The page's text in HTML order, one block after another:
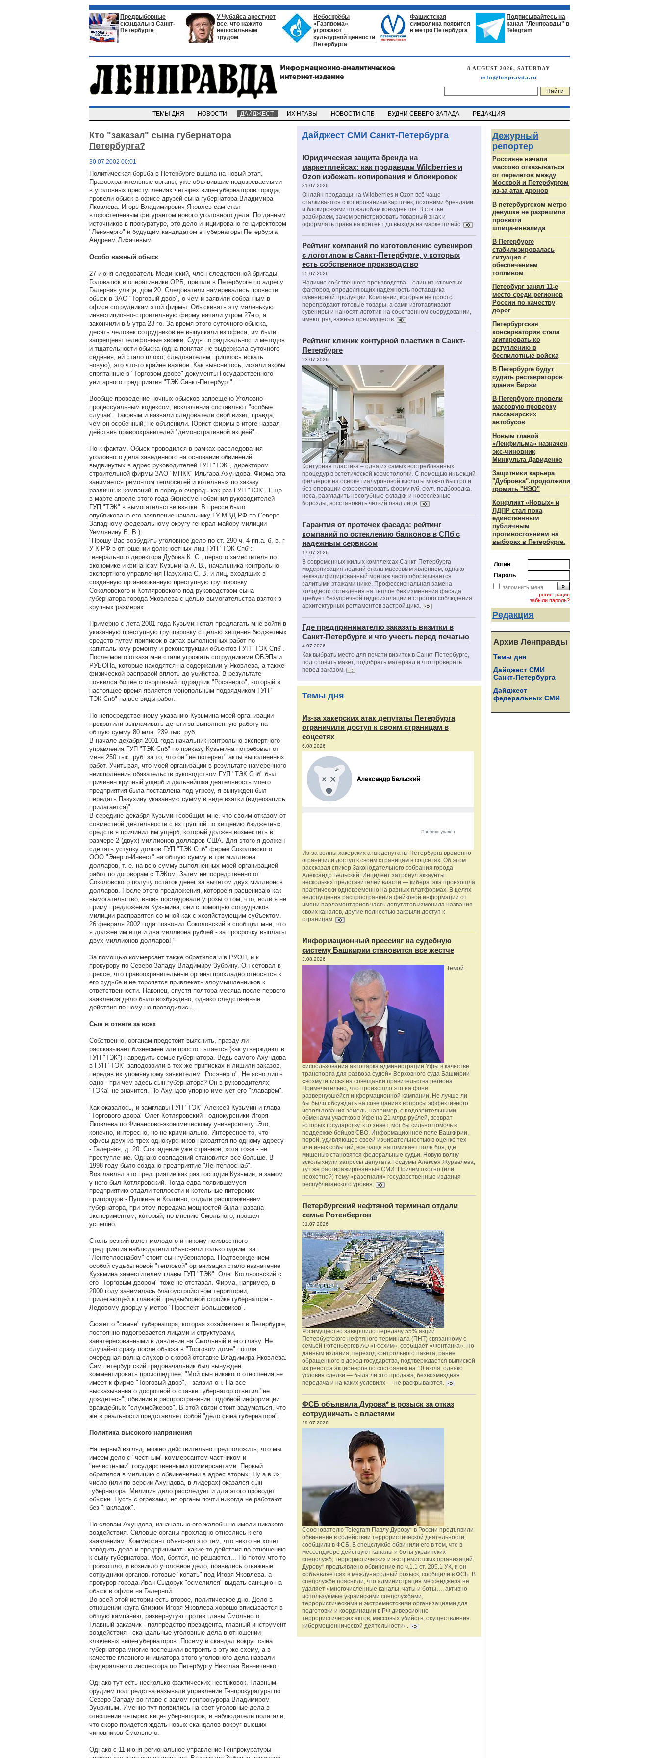
Предвыборные
скандалы в Санкт-
Петербурге
У Чубайса арестуют
все, что нажито
непосильным
трудом
Небоскрёбы
«Газпрома»
угрожают
культурной ценности
Петербурга
Фашистская
символика появится
в метро Петербурга
Подписывайтесь на
канал "Ленправды" в
Telegram
8 AUGUST 2026, SATURDAY
info@lenpravda.ru
ТЕМЫ ДНЯ НОВОСТИ ДАЙДЖЕСТ ИХ НРАВЫ НОВОСТИ СПБ БУДНИ СЕВЕРО-ЗАПАДА РЕДАКЦИЯ
Кто "заказал" сына губернатора
Петербурга?
30.07.2002 00:01
Политическая борьба в Петербурге вышла на новый этап.
Правоохранительные органы, уже объявившие подозреваемыми
в уголовных преступлениях четырех вице-губернаторов города,
провели обыск в офисе друзей сына губернатора Владимира
Яковлева. Игорь Владимирович Яковлев сам стал
второстепенным фигурантом нового уголовного дела. По данным
источников в прокуратуре, это дело инициировано гендиректором
"Ленэнерго" и будущим кандидатом в губернаторы Петербурга
Андреем Лихачевым.
Особо важный обыск
27 июня следователь Мединский, член следственной бригады
Головатюк и оперативники ОРБ, пришли в Петербурге по адресу
Галерная улица, дом 20. Следователи намеревались провести
обыск в ЗАО "Торговый двор", о чем и заявили собранным в
офисе сотрудникам этой фирмы. Обыскивать эту маленькую
инвестиционно-строительную фирму начали утром 27-го, а
закончили в 5 утра 28-го. За время этого суточного обыска,
десять человек сотрудников не выпускали из офиса, им были
запрещены телефонные звонки. Судя по радикальности методов
и тщательности обыска (одна понятая не выдержала суточного
сидения, ей стало плохо, следователям пришлось искать
новую), это что-то крайне важное. Как выяснилось, искали якобы
спрятанные в "Торговом дворе" документы Государственного
унитарного предприятия "ТЭК Санкт-Петербург".
Вообще проведение ночных обысков запрещено Уголовно-
процессуальным кодексом, исключения составляют "особые
случаи". Таковым и назвали следователи свой визит, правда,
чем он особенный, не объяснили. Юрист фирмы в итоге назвал
действия правоохранителей "демонстративной акцией".
Но к фактам. Обыск проводился в рамках расследования
уголовного дела заведенного на основании обвинений
выдвинутых в адрес руководителей ГУП "ТЭК", директором
строительной фирмы ЗАО "МПКК" Ильгара Ахундова. Фирма эта
занимается ремонтом теплосетей и котельных по заказу
различных компаний, в первую очередь как раз ГУП "ТЭК". Еще
в марте-апреле этого года бизнесмен обвинил руководителей
ГУП "ТЭК" в вымогательстве взятки. В прессе было
опубликовано его заявление начальнику ГУ МВД РФ по Северо-
Западному федеральному округу генерал-майору милиции
Уемлянину Б. В.):
"Прошу Вас возбудить уголовное дело по ст. 290 ч. 4 пп.а, б, в, г
У К РФ в отношении должностных лиц ГУП "ТЭК Спб":
генерального директора Дубова К. С., первого заместителя по
экономике и финансам Кузьмина А. В., начальника контрольно-
экспертного управления Пазухина С. В. и лиц, входящих в
созданную организованную преступную группировку
Соколовского и Котляровского под руководством сына
губернатора города Яковлева с целью вымогательства взяток в
крупных размерах.
Примерно с лета 2001 года Кузьмин стал предлагать мне войти в
указанную преступную группировку с целью хищения бюджетных
средств путем приписок в актах выполненных работ по
капитальному ремонту и реконструкции объектов ГУП "ТЭК Спб".
После моего отказа мне стали угрожать сотрудниками ОБЭПа и
РУБОПа, которые находятся на содержании у Яковлева, а также
физической расправой вплоть до убийства. В результате
появился более сговорчивый подрядчик "Росэнерго", который в
настоящее время является монопольным подрядчиком ГУП "
ТЭК Спб" на все виды работ.
По непосредственному указанию Кузьмина моей организации
прекратили выплачивать деньги за выполненную работу на
общую сумму 80 млн. 239 тыс. руб.
В начале декабря 2001 года начальник контрольно-экспертного
управления ГУП "ТЭК Спб" по приказу Кузьмина потребовал от
меня 250 тыс. руб. за то, что он "не потеряет" акты выполненных
работ. Учитывая, что моей организации в результате намеренного
неисполнения обязательств руководством ГУП "ТЭК Спб" был
причинен крупный ущерб и дальнейшая деятельность моего
предприятия была поставлена под угрозу, я вынужден был
передать Пазухину указанную сумму в виде взятки (видеозапись
прилагается)".
В середине декабря Кузьмин сообщил мне, что своим отказом от
совместной деятельности с их группой по хищению бюджетных
средств я причинил им ущерб, который должен возместить в
размере 2 (двух) миллионов долларов США. Для этого я должен
сделать уступку долгов ГУП "ТЭК Спб" фирме Соколовского
ООО "Энерго-Инвест" на общую сумму в три миллиона
долларов, т. е. на всю сумму выполненных моей организацией
работ по договорам с ТЭКом. Затем непосредственно от
Соколовского получу остаток денег за вычетом двух миллионов
долларов. После этого предложения, которое я расцениваю как
вымогательство, вновь последовали угрозы о том, что, если я не
приму предложения Кузьмина, они с помощью сотрудников
милиции расправятся со мной как с хозяйствующим субъектом.
26 февраля 2002 года позвонил Соколовский и сообщил мне, что
я должен им еще и два миллиона рублей - за просрочку выплаты
двух миллионов долларов! "
За помощью коммерсант также обратился и в РУОП, и к
прокурору по Северо-Западу Владимиру Зубрину. Он сетовал в
прессе, что правоохранительные органы прохладно относятся к
его судьбе и не торопятся привлекать злоумышленников к
ответственности. Наконец, спустя полтора месяца после первого
заявления дело было возбуждено, однако следственные
действия по нему не проводились...
Сын в ответе за всех
Собственно, органам предстоит выяснить, правду ли
рассказывает бизнесмен или просто пытается (как утверждают в
ГУП "ТЭК") навредить семье губернатора. Ведь самого Ахундова
в ГУП "ТЭК" заподозрили в тех же приписках и лишили заказов,
передав их упомянутому заявителем "Росэнерго". Не ясно лишь
одно - при чем здесь сын губернатора? Он в руководителях
"ТЭКа" не значится. Но Ахундов упорно именует его "главарем".
Как оказалось, и замглавы ГУП "ТЭК" Алексей Кузьмин и глава
"Торгового двора" Олег Котляровский - однокурсники Игоря
Яковлева по Финансово-экономическому университету. Это,
конечно, интересно, но не криминально. Интереснее то, что
офисы двух из трех однокурсников находятся по одному адресу
- Галерная, д. 20. Совпадение уже странное, хотя тоже - не
преступление. Однако совпадений становится все больше. В
1998 году было создано предприятие "Лентеплоснаб".
Возглавлял это предприятие как раз господин Кузьмин, а замом
у него был Котляровский. Тогда едва появившемуся
предприятию отдали теплосети и котельные питерских
пригородов - Пушкина и Колпино, отдали распоряжением
губернатора, при этом передача мощностей была названа
экспериментом, который, по мнению Смольного, прошел
успешно.
Столь резкий взлет молодого и никому неизвестного
предприятия наблюдатели объясняли только одним: за
"Лентеплоснабом" стоит сын губернатора. Подтверждением
особой судьбы новой "тепловой" организации стало назначение
Кузьмина заместителем главы ГУП "ТЭК". Олег Котляровский с
его "Торговым двором" тоже не отставал. Фирма, например, в
2000 году занималась благоустройством территории,
прилегающей к главной предвыборной стройке губернатора -
Ледовому дворцу у метро "Проспект Большевиков".
Сюжет о "семье" губернатора, которая хозяйничает в Петербурге,
постоянно подогревается лицами и структурами,
заинтересованными в давлении на Смольный и его главу. Не
случайно сразу после обыска в "Торговом доме" пошла
очередная волна слухов о скорой отставке Владимира Яковлева.
Сам петербургский градоначальник был вынужден
комментировать происшедшее: "Мой сын никакого отношения не
имеет к фирме "Торговый двор", - заявил он. На все
высказывания о досрочной отставке губернатор ответил "не
дождетесь", обвинив в распространении подобной информации
враждебных "слухмейкеров". В этой связи стоит задуматься, что
же в реальности представляет собой "дело сына губернатора".
Политика высокого напряжения
На первый взгляд, можно действительно предположить, что мы
имеем дело с "честным" коммерсантом-частником и
"нечестными" государственными коммерсантами. Первый
обратился в милицию с обвинениями в адрес вторых. Ну а в их
число (или по версии Ахундова, в лидерах) оказался сын
губернатора. Милиция дело расследует и для этого проводит
обыски. Пусть с огрехами, но органы почти никогда не работают
без "накладок".
По словам Ахундова, изначально его жалобы не имели никакого
воздействия. Силовые органы прохладно отнеслись к его
заявлениям. Коммерсант объяснял это тем, что никто не хочет
заводить дела и предпринимать какие-то действия по отношению
к сыну губернатора. Мол, боятся, не решаются... Но потом что-то
произошло, и возникло уголовное дело, появились отважные
сотрудники органов, готовые "копать" под Игоря Яковлева, а
прокурор города Иван Сыдорук "осмелился" выдать санкцию на
обыск в офисе на Галерной.
Во всей этой истории есть второе, политическое дно. Дело в
отношении круга близких Игоря Яковлева хорошо вписывается в
общую кампанию, развернутую против главы Смольного.
Главный заказчик - полпредство президента, главный инструмент
воздействия - скандальные уголовные дела в отношении
ключевых вице-губернаторов. Посему и скандал вокруг сына
губернатора многие поспешили встроить в эту же схему, а в
качестве главного инициатора этого уголовного дела назвали
федерального инспектора по Петербургу Николая Винниченко.
Однако тут есть несколько фактических нестыковок. Главным
орудием полпредства называли управление Генпрокуратуры по
Северо-Западу во главе с замом генпрокурора Владимиром
Зубриным. Именно тут появились на свет уголовные дела в
отношении четырех вице-губернаторов, и наблюдатели полагали,
что скоро придется ждать новых скандалов вокруг высших
чиновников Смольного.
Однако с 11 июня региональное управление Генпрокуратуры
Дайджест СМИ Санкт-Петербурга
Юридическая защита бренда на
маркетплейсах: как продавцам Wildberries и
Ozon избежать копирования и блокировок
31.07.2026
Онлайн продавцы на Wildberries и Ozon всё чаще
сталкиваются с копированием карточек, похожими брендами
и блокировками по жалобам конкурентов. В статье
разбираем, зачем регистрировать товарный знак и
оформлять права на контент до выхода на маркетплейс.
Рейтинг компаний по изготовлению сувениров
с логотипом в Санкт-Петербурге, у которых
есть собственное производство
25.07.2026
Наличие собственного производства – один из ключевых
факторов, определяющих надёжность поставщика
сувенирной продукции. Компании, которые не просто
перепродают готовые товары, а сами изготавливают
сувениры и наносят логотип на собственном оборудовании,
имеют ряд важных преимуществ.
Рейтинг клиник контурной пластики в Санкт-
Петербурге
23.07.2026
Контурная пластика – одна из самых востребованных
процедур в эстетической косметологии. С помощью инъекций
филлеров на основе гиалуроновой кислоты можно быстро и
без операции скорректировать форму губ, скул, подбородка,
носа, разгладить носогубные складки и носослёзные
борозды, восстановить чёткий овал лица.
Гарантия от протечек фасада: рейтинг
компаний по остеклению балконов в СПб с
надежным сервисом
17.07.2026
В современных жилых комплексах Санкт-Петербурга
модернизация лоджий стала массовым явлением, однако
неквалифицированный монтаж часто оборачивается
залитыми этажами ниже. Профессиональная замена
холодного остекления на теплое без изменения фасада
требует безупречной гидроизоляции и строгого соблюдения
архитектурных регламентов застройщика.
Где предпринимателю заказать визитки в
Санкт-Петербурге и что учесть перед печатью
4.07.2026
Как выбрать место для печати визиток в Санкт-Петербурге,
подготовить макет, подобрать материал и что проверить
перед заказом.
Темы дня
Из‑за хакерских атак депутаты Петербурга
ограничили доступ к своим страницам в
соцсетях
6.08.2026
Из‑за волны хакерских атак депутаты Петербурга временно
ограничили доступ к своим страницам в соцсетях. Об этом
рассказал спикер Законодательного собрания города
Александр Бельский. Инцидент затронул аккаунты
нескольких представителей власти — кибератака произошла
практически одновременно на разных платформах. В целях
недопущения распространения фейковой информации от
имени парламентариев часть депутатов изменила названия
своих каналов, другие полностью закрыли доступ к
страницам.
Информационный прессинг на судебную
систему Башкирии становится все жестче
3.08.2026
Темой
«использования автопарка администрации Уфы в качестве
транспорта для развоза судей» Верховного суда Башкирии
«возмутились» на совещании правительства региона.
Примечательно, что произошло это на фоне
развернувшейся информационной кампании. Не лучше ли
бы было обсуждать на совещаниях вопросы эффективного
использования земель, например, с подозрительными
обменами участков в Уфе на 21 млрд рублей, возврат
которых государству, кто знает, мог бы сильно помочь в
поддержке бойцов СВО. Информационное поле Башкирии,
порой, удивляющее своей избирательностью в оценке тех
или иных событий, все чаще напоминает поле боя, где
мишенью становятся федеральные судьи. Новую волну
всколыхнули запросы депутата Госдумы Алексея Журавлева,
тут же растиражированные СМИ. Причем охотно (или
неохотно?) тему «разогнали» государственные издания
республиканского уровня.
Петербургский нефтяной терминал отдали
семье Ротенбергов
31.07.2026
Росимущество завершило передачу 55% акций
Петербургского нефтяного терминала (ПНТ) связанному с
семьёй Ротенбергов АО «Росхим», сообщает «Фонтанка». По
данным издания, переход контрольного пакета, ранее
обращенного в доход государства, подтверждается выпиской
из реестра акционеров по состоянию на 10 июля, однако
условия сделки — была ли это продажа, безвозмездная
передача и на каких условиях — не раскрываются.
ФСБ объявила Дурова* в розыск за отказ
сотрудничать с властями
29.07.2026
Сооснователю Telegram Павлу Дурову* в России предъявили
обвинение в содействии террористической деятельности,
сообщили в ФСБ. В спецслужбе обвинили его в том, что в
мессенджере действуют каналы и боты украинских
спецслужб, террористических и экстремистских организаций.
Дурову* предъявлено обвинение по ч.1.1 ст. 205.1 УК, и он
«объявляется» в международный розыск, сообщили в ФСБ. В
спецслужбе пояснили, что администрация мессенджера не
удаляет «многочисленные каналы, чаты и боты…, активно
используемые украинскими спецслужбами,
террористическими и экстремистскими организациями для
подготовки и координации в РФ диверсионно-
террористических актов, массовых убийств, осуществления
кибермошеннической деятельности».
Дежурный
репортер
Россияне начали
массово отказываться
от перелетов между
Москвой и Петербургом
из-за атак дронов
В петербургском метро
девушке не разрешили
провезти
шпица‑инвалида
В Петербурге
стабилизировалась
ситуация с
обеспечением
топливом
Петербург занял 11-е
место среди регионов
России по качеству
дорог
Петербургская
консерватория стала
агитировать ко
вступлению в
беспилотные войска
В Петербурге будут
судить реставраторов
здания Биржи
В Петербурге провели
массовую проверку
пассажирских
автобусов
Новым главой
«Ленфильма» назначен
экс-чиновник
Минкульта Давиденко
Защитники карьера
"Дубровка".продолжили
громить "НЭО"
Конфликт «Новых» и
ЛДПР стал пока
единственным
публичным
противостоянием на
выборах в Петербурге.
Логин
Пароль
запомнить меня
регистрация
забыли пароль?
Редакция
Архив Ленправды
Темы дня
Дайджест СМИ
Санкт-Петербурга
Дайджест
федеральных СМИ